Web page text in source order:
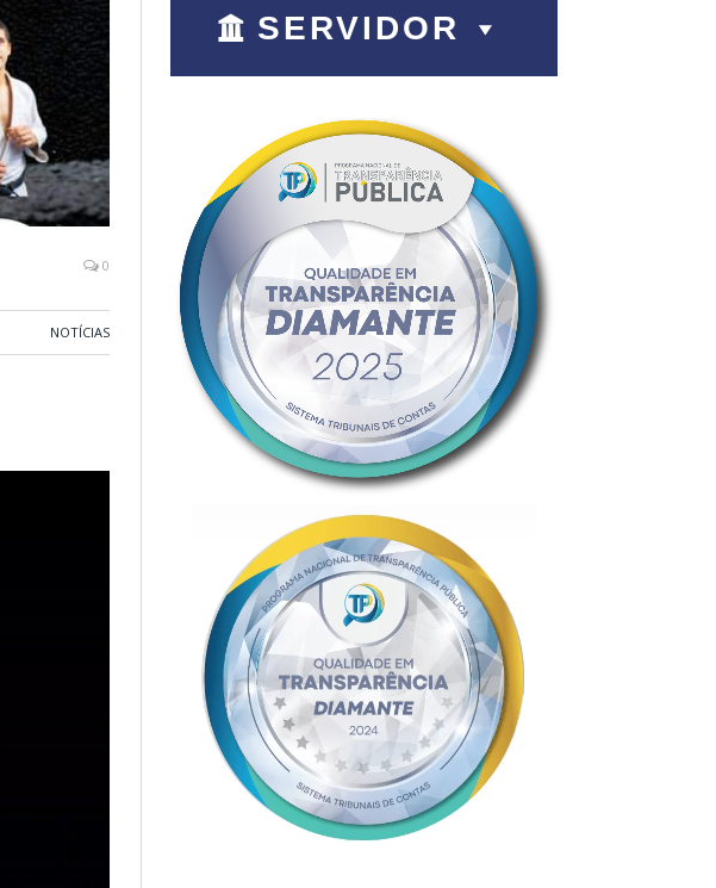
0
NOTÍCIAS
SERVIDOR